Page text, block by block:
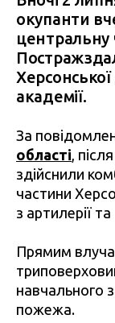
окупанти
центральну
академії.
За
області ,
здійснили
частини
з артилерії
Прямим
навчального
пожежа.